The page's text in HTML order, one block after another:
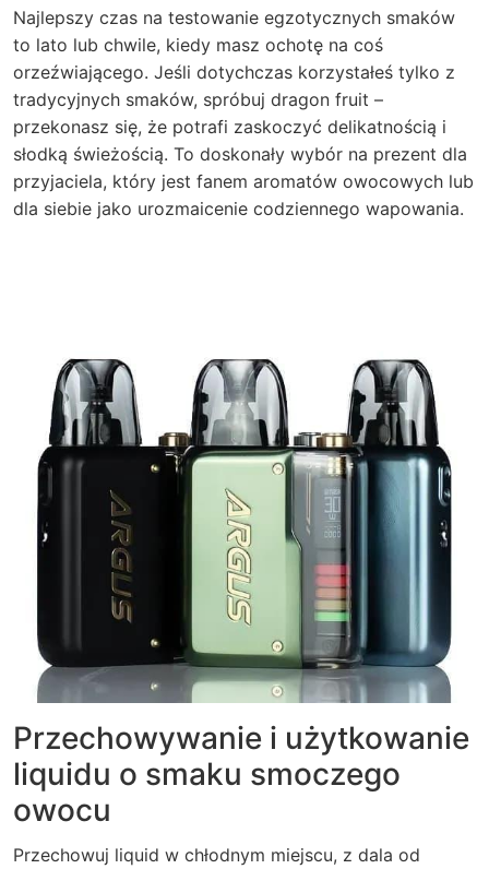
Najlepszy czas na testowanie egzotycznych smaków
to lato lub chwile, kiedy masz ochotę na coś
orzeźwiającego. Jeśli dotychczas korzystałeś tylko z
tradycyjnych smaków, spróbuj dragon fruit –
przekonasz się, że potrafi zaskoczyć delikatnością i
słodką świeżością. To doskonały wybór na prezent dla
przyjaciela, który jest fanem aromatów owocowych lub
dla siebie jako urozmaicenie codziennego wapowania.
Przechowywanie i użytkowanie
liquidu o smaku smoczego
owocu
Przechowuj liquid w chłodnym miejscu, z dala od